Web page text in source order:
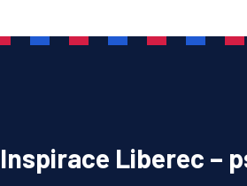
Inspirace Liberec –